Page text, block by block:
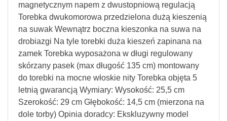
magnetycznym napem z dwustopniową regulacją
Torebka dwukomorowa przedzielona dużą kieszenią
na suwak Wewnątrz boczna kieszonka na suwa na
drobiazgi Na tyle torebki duża kieszeń zapinana na
zamek Torebka wyposażona w długi regulowany
skórzany pasek (max długość 135 cm) montowany
do torebki na mocne włoskie nity Torebka objęta 5
letnią gwarancją Wymiary: Wysokość: 25,5 cm
Szerokość: 29 cm Głębokość: 14,5 cm (mierzona na
dole torby) Opinia doradcy: Ekskluzywny model